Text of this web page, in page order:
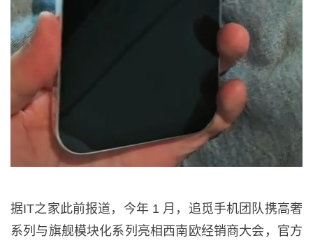
据IT之家此前报道，今年 1 月，追觅手机团队携高奢
系列与旗舰模块化系列亮相西南欧经销商大会，官方